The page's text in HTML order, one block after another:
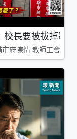
長要被拔掉親
府陳情 教師工會槓